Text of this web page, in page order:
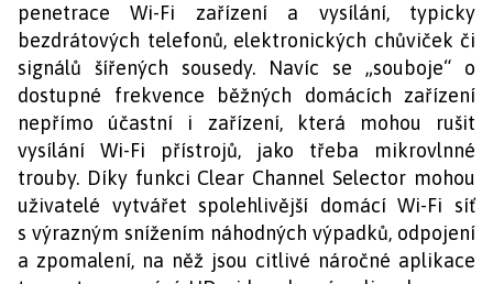
penetrace Wi-Fi zařízení a vysílání, typicky
bezdrátových telefonů, elektronických chůviček či
signálů šířených sousedy. Navíc se „souboje“ o
dostupné frekvence běžných domácích zařízení
nepřímo účastní i zařízení, která mohou rušit
vysílání Wi-Fi přístrojů, jako třeba mikrovlnné
trouby. Díky funkci Clear Channel Selector mohou
uživatelé vytvářet spolehlivější domácí Wi-Fi síť
s výrazným snížením náhodných výpadků, odpojení
a zpomalení, na něž jsou citlivé náročné aplikace